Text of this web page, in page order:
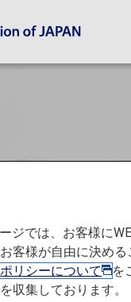
レー
知らせ お知らせ
びにANAマイレ
ジでは、お客様に
客様が自由に決め
リシーについて
を
収集しております。